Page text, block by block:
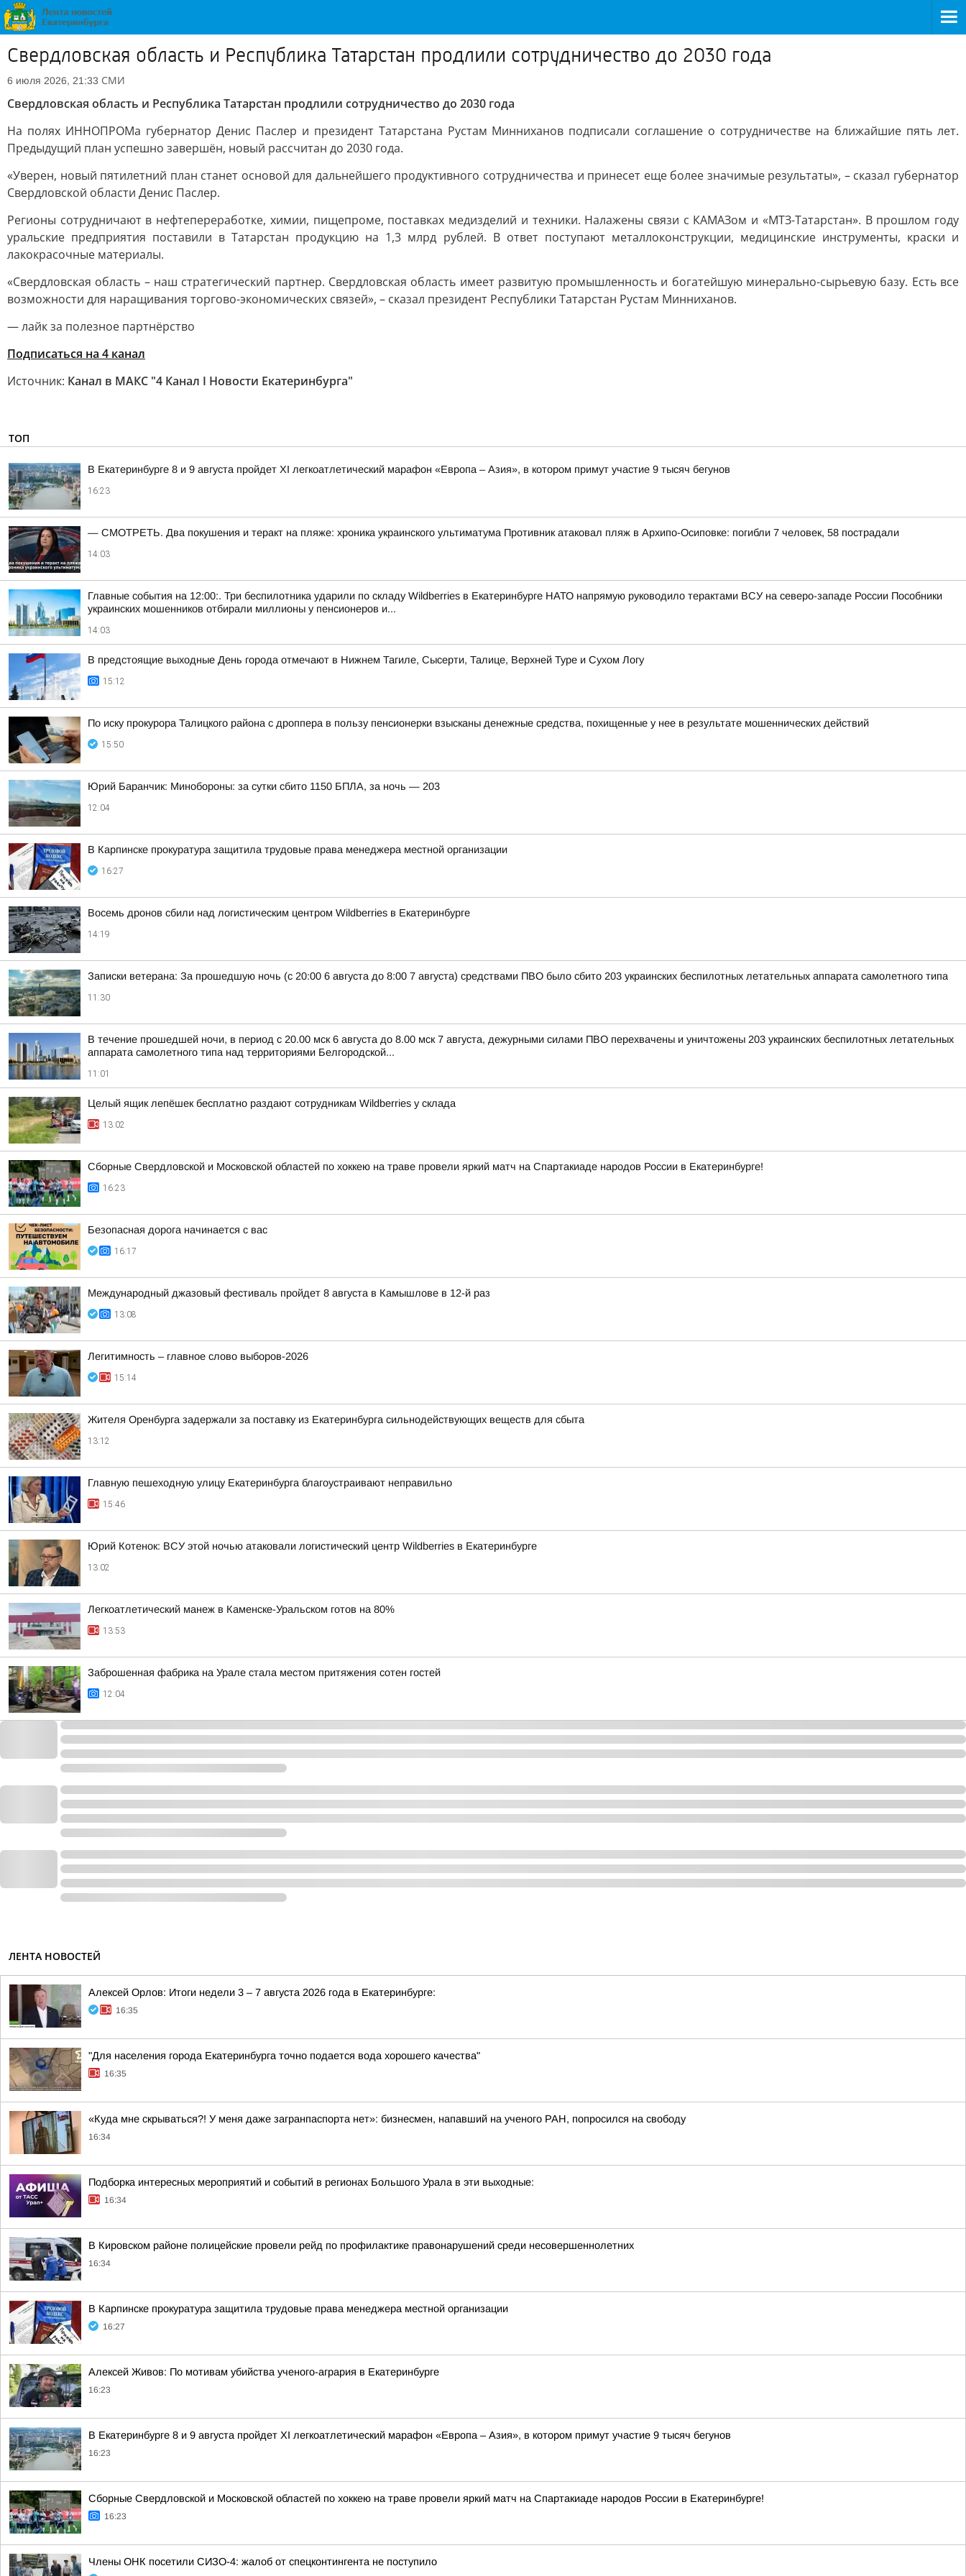
Свердловская область и Республика Татарстан продлили сотрудничество до 2030 года
6 июля 2026, 21:33 СМИ
Свердловская область и Республика Татарстан продлили сотрудничество до 2030 года
На полях ИННОПРОМа губернатор Денис Паслер и президент Татарстана Рустам Минниханов подписали соглашение о сотрудничестве на ближайшие пять лет.
Предыдущий план успешно завершён, новый рассчитан до 2030 года.
«Уверен, новый пятилетний план станет основой для дальнейшего продуктивного сотрудничества и принесет еще более значимые результаты», – сказал губернатор
Свердловской области Денис Паслер.
Регионы сотрудничают в нефтепереработке, химии, пищепроме, поставках медизделий и техники. Налажены связи с КАМАЗом и «МТЗ-Татарстан». В прошлом году
уральские предприятия поставили в Татарстан продукцию на 1,3 млрд рублей. В ответ поступают металлоконструкции, медицинские инструменты, краски и
лакокрасочные материалы.
«Свердловская область – наш стратегический партнер. Свердловская область имеет развитую промышленность и богатейшую минерально-сырьевую базу. Есть все
возможности для наращивания торгово-экономических связей», – сказал президент Республики Татарстан Рустам Минниханов.
— лайк за полезное партнёрство
Подписаться на 4 канал
Источник: Канал в МАКС "4 Канал I Новости Екатеринбурга"
ТОП
В Екатеринбурге 8 и 9 августа пройдет XI легкоатлетический марафон «Европа – Азия», в котором примут участие 9 тысяч бегунов
16:23
— СМОТРЕТЬ. Два покушения и теракт на пляже: хроника украинского ультиматума Противник атаковал пляж в Архипо-Осиповке: погибли 7 человек, 58 пострадали
14:03
Главные события на 12:00:. Три беспилотника ударили по складу Wildberries в Екатеринбурге НАТО напрямую руководило терактами ВСУ на северо-западе России Пособники
украинских мошенников отбирали миллионы у пенсионеров и...
14:03
В предстоящие выходные День города отмечают в Нижнем Тагиле, Сысерти, Талице, Верхней Туре и Сухом Логу
15:12
По иску прокурора Талицкого района с дроппера в пользу пенсионерки взысканы денежные средства, похищенные у нее в результате мошеннических действий
15:50
Юрий Баранчик: Минобороны: за сутки сбито 1150 БПЛА, за ночь — 203
12:04
В Карпинске прокуратура защитила трудовые права менеджера местной организации
16:27
Восемь дронов сбили над логистическим центром Wildberries в Екатеринбурге
14:19
Записки ветерана: За прошедшую ночь (с 20:00 6 августа до 8:00 7 августа) средствами ПВО было сбито 203 украинских беспилотных летательных аппарата самолетного типа
11:30
В течение прошедшей ночи, в период с 20.00 мск 6 августа до 8.00 мск 7 августа, дежурными силами ПВО перехвачены и уничтожены 203 украинских беспилотных летательных
аппарата самолетного типа над территориями Белгородской...
11:01
Целый ящик лепёшек бесплатно раздают сотрудникам Wildberries у склада
13:02
Сборные Свердловской и Московской областей по хоккею на траве провели яркий матч на Спартакиаде народов России в Екатеринбурге!
16:23
Безопасная дорога начинается с вас
16:17
Международный джазовый фестиваль пройдет 8 августа в Камышлове в 12-й раз
13:08
Легитимность – главное слово выборов-2026
15:14
Жителя Оренбурга задержали за поставку из Екатеринбурга сильнодействующих веществ для сбыта
13:12
Главную пешеходную улицу Екатеринбурга благоустраивают неправильно
15:46
Юрий Котенок: ВСУ этой ночью атаковали логистический центр Wildberries в Екатеринбурге
13:02
Легкоатлетический манеж в Каменске-Уральском готов на 80%
13:53
Заброшенная фабрика на Урале стала местом притяжения сотен гостей
12:04
ЛЕНТА НОВОСТЕЙ
Алексей Орлов: Итоги недели 3 – 7 августа 2026 года в Екатеринбурге:
16:35
"Для населения города Екатеринбурга точно подается вода хорошего качества"
16:35
«Куда мне скрываться?! У меня даже загранпаспорта нет»: бизнесмен, напавший на ученого РАН, попросился на свободу
16:34
Подборка интересных мероприятий и событий в регионах Большого Урала в эти выходные:
16:34
В Кировском районе полицейские провели рейд по профилактике правонарушений среди несовершеннолетних
16:34
В Карпинске прокуратура защитила трудовые права менеджера местной организации
16:27
Алексей Живов: По мотивам убийства ученого-агрария в Екатеринбурге
16:23
В Екатеринбурге 8 и 9 августа пройдет XI легкоатлетический марафон «Европа – Азия», в котором примут участие 9 тысяч бегунов
16:23
Сборные Свердловской и Московской областей по хоккею на траве провели яркий матч на Спартакиаде народов России в Екатеринбурге!
16:23
Члены ОНК посетили СИЗО-4: жалоб от спецконтингента не поступило